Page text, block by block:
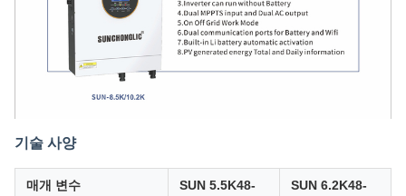
기술 사양
매개 변수
SUN 5.5K48-
SUN 6.2K48-